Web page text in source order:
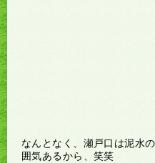
なんとなく、瀬戸口は泥水
囲気あるから、笑笑